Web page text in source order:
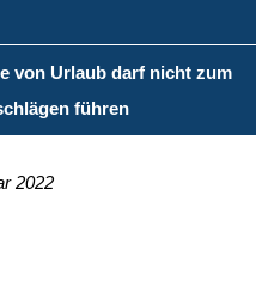
von Urlaub darf nicht zum
führen
2022